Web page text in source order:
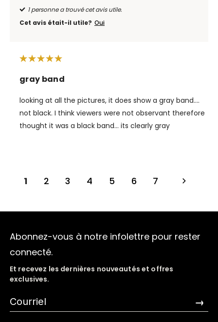
1 personne a trouvé cet avis utile.
Cet avis était-il utile? Oui
gray band
looking at all the pictures, it does show a gray band....
not black. I think viewers were not observant therefore
thought it was a black band... its clearly gray
1 2 3 4 5 6 7
Abonnez-vous à notre infolettre pour rester
connecté.
Et recevez les dernières nouveautés et offres
exclusives.
→